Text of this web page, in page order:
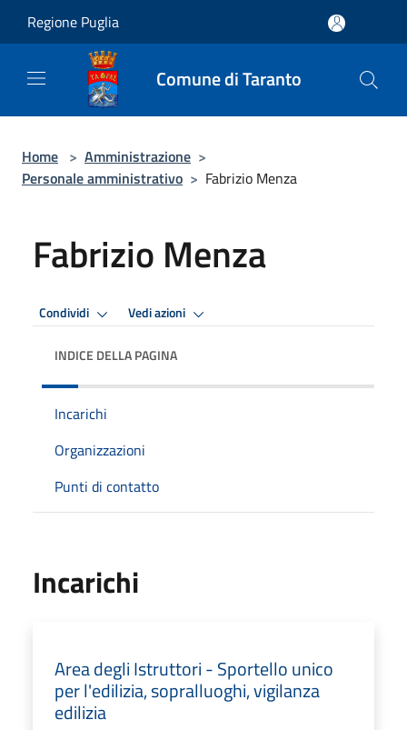
Regione Puglia
Comune di Taranto
Home > Amministrazione >
Personale amministrativo > Fabrizio Menza
Fabrizio Menza
Condividi Vedi azioni
INDICE DELLA PAGINA
Incarichi
Organizzazioni
Punti di contatto
Incarichi
Area degli Istruttori - Sportello unico
per l'edilizia, sopralluoghi, vigilanza
edilizia